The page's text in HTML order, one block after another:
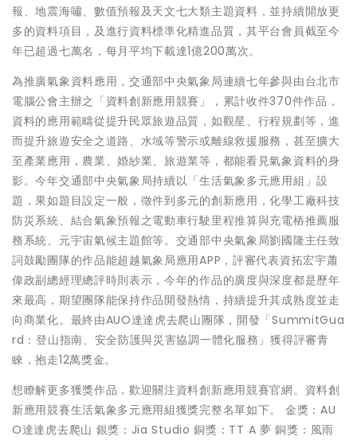
報、地震海嘯、數值預報及天文七大類主題資料，並持續開放更
多的資料項目，及進行資料標準化精進品質，其平台會員截至今
年已超過七萬名，每月平均下載達1億200萬次。
為推廣氣象資料應用，交通部中央氣象局連續七年參與由台北市
電腦公會主辦之「資料創新應用競賽」，累計收件370件作品，
資料的應用範疇從提升民眾旅遊品質，如觀星、行程規劃等，進
而提升旅遊安全之道路、水域等警示或離線救援服務，甚至擴大
至產業應用，農業、婚紗業、旅遊業等，都能看見氣象資料的身
影。今年交通部中央氣象局持續以「生活氣象多元應用組」設
題，果如題目設定一般，徵件到多元的創新應用，化學工廠科技
防災系統、結合氣象預報之電動車行駛里程推算與充電樁推薦服
務系統、元宇宙氣候主題館等。交通部中央氣象局劉國隆主任致
詞鼓勵團隊的作品能超越氣象局應用APP，評審代表資拓宏宇蕭
偉政副總經理總評時則表示，今年的作品的廣度與深度都是歷年
來最高，期望團隊能保持作品開發熱情，持續提升其成熟度並走
向商業化。最終由AUO達達虎去爬山團隊，開發「SummitGua
rd：登山指南、安全防護與災害協調一體化服務」獲得評審青
睞，抱走12萬獎金。
想瞭解更多獲獎作品，歡迎關注資料創新應用競賽官網。資料創
新應用競賽生活氣象多元應用組獲獎完整名單如下。 金獎：AU
O達達虎去爬山 銀獎：Jia Studio 銅獎：TT A 夢 銅獎：風雨